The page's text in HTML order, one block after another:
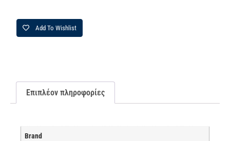
Add To Wishlist
Επιπλέον πληροφορίες
Brand